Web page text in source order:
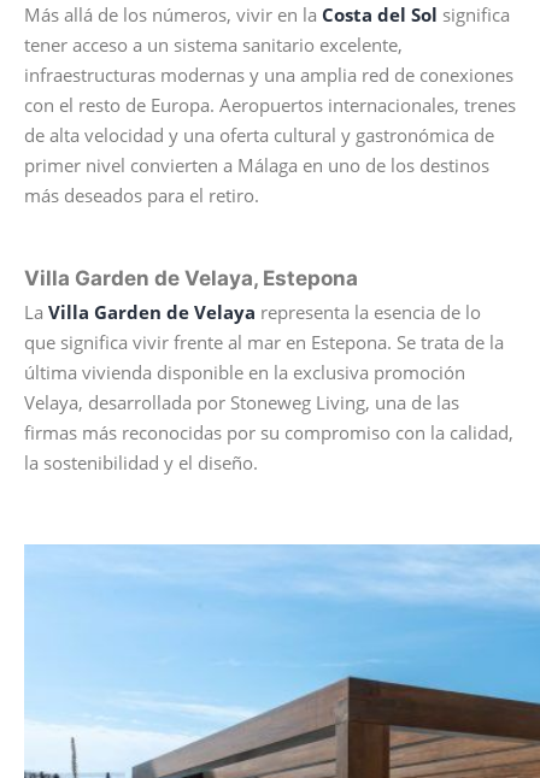
Más allá de los números, vivir en la Costa del Sol significa
tener acceso a un sistema sanitario excelente,
infraestructuras modernas y una amplia red de conexiones
con el resto de Europa. Aeropuertos internacionales, trenes
de alta velocidad y una oferta cultural y gastronómica de
primer nivel convierten a Málaga en uno de los destinos
más deseados para el retiro.
Villa Garden de Velaya, Estepona
La Villa Garden de Velaya representa la esencia de lo
que significa vivir frente al mar en Estepona. Se trata de la
última vivienda disponible en la exclusiva promoción
Velaya, desarrollada por Stoneweg Living, una de las
firmas más reconocidas por su compromiso con la calidad,
la sostenibilidad y el diseño.